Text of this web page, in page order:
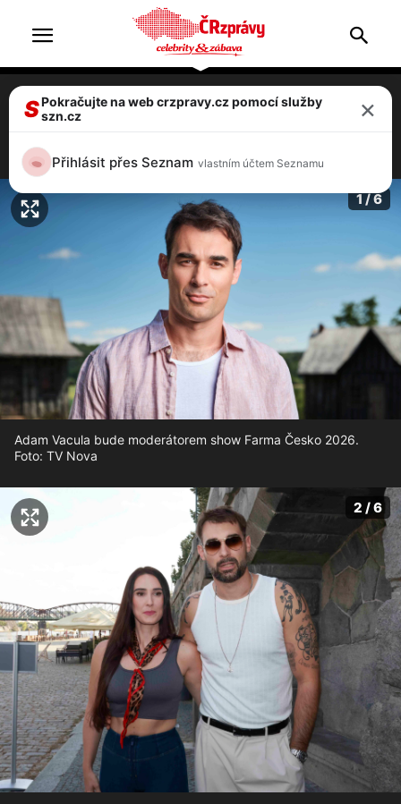
Reality show Farma se vrací, moderovat ji
1 / 6
Adam Vacula bude moderátorem show Farma Česko 2026.
Foto: TV Nova
2 / 6
SPokračujte na web crzpravy.cz pomocí služby
szn.cz
×
Přihlásit přes Seznam vlastním účtem Seznamu